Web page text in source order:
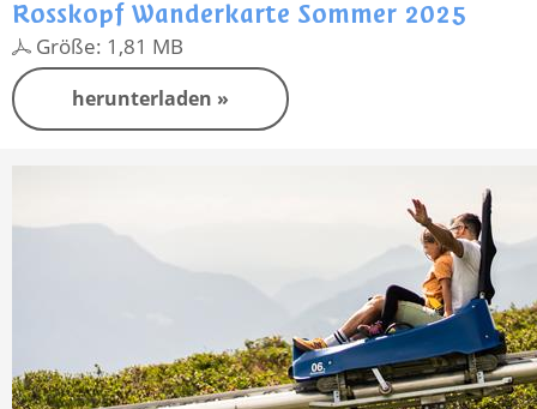
Rosskopf Wanderkarte Sommer 2025
Größe: 1,81 MB
herunterladen »